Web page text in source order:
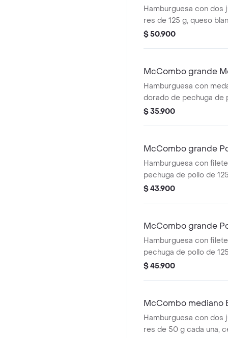
Hamburguesa con dos
res de 125 g, queso
cebolla, tomate fresco,
papas fritas grandes y
$ 50.900
McCombo grande
Hamburguesa con
dorado de pechuga de
cremosa y lechuga
$ 35.900
McCombo grande
Hamburguesa con
pechuga de pollo de
cremosa, lechuga
elección.
$ 43.900
McCombo grande
Hamburguesa con
pechuga de pollo de
tocineta ahumada,
bebida grande a
$ 45.900
McCombo mediano
Hamburguesa con dos
res de 50 g cada una,